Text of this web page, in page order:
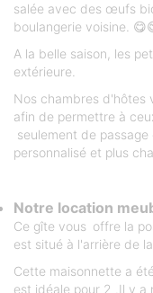
salée avec des œufs
boulangerie voisine.
A la belle saison, les
extérieure.
Nos chambres d'hôtes
afin de permettre à
seulement de
personnalisé et plus
Notre location
Ce gîte vous offre la
est situé à l'arrière de
Cette maisonnette a été
est idéale pour 2 .Il y a